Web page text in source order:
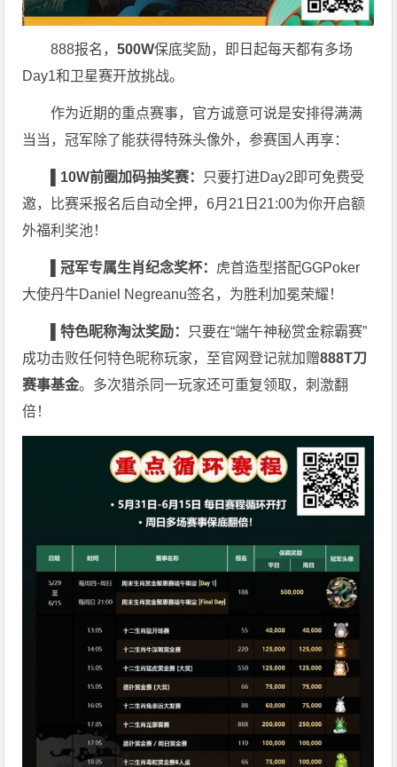
888报名，500W保底奖励，即日起每天都有多场
Day1和卫星赛开放挑战。
作为近期的重点赛事，官方诚意可说是安排得满满
当当，冠军除了能获得特殊头像外，参赛国人再享：
▌10W前圈加码抽奖赛： 只要打进Day2即可免费受
邀，比赛采报名后自动全押，6月21日21:00为你开启额
外福利奖池！
▌冠军专属生肖纪念奖杯： 虎首造型搭配GGPoker
大使丹牛Daniel Negreanu签名，为胜利加冕荣耀！
▌特色昵称淘汰奖励： 只要在“端午神秘赏金粽霸赛”
成功击败任何特色昵称玩家，至官网登记就加赠888T刀
赛事基金。多次猎杀同一玩家还可重复领取，刺激翻
倍！